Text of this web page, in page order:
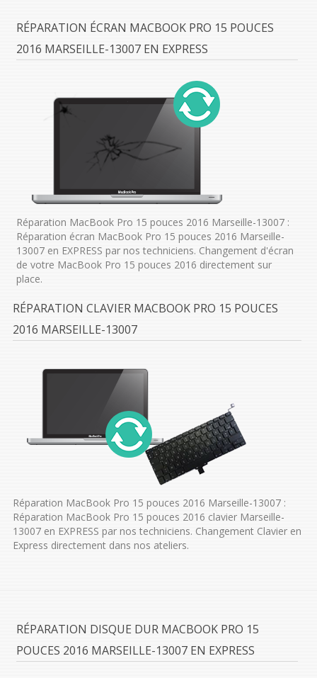
RÉPARATION ÉCRAN MACBOOK PRO 15 POUCES
2016 MARSEILLE-13007 EN EXPRESS
Réparation MacBook Pro 15 pouces 2016 Marseille-13007 :
Réparation écran MacBook Pro 15 pouces 2016 Marseille-
13007 en EXPRESS par nos techniciens. Changement d'écran
de votre MacBook Pro 15 pouces 2016 directement sur
place.
RÉPARATION CLAVIER MACBOOK PRO 15 POUCES
2016 MARSEILLE-13007
Réparation MacBook Pro 15 pouces 2016 Marseille-13007 :
Réparation MacBook Pro 15 pouces 2016 clavier Marseille-
13007 en EXPRESS par nos techniciens. Changement Clavier en
Express directement dans nos ateliers.
RÉPARATION DISQUE DUR MACBOOK PRO 15
POUCES 2016 MARSEILLE-13007 EN EXPRESS